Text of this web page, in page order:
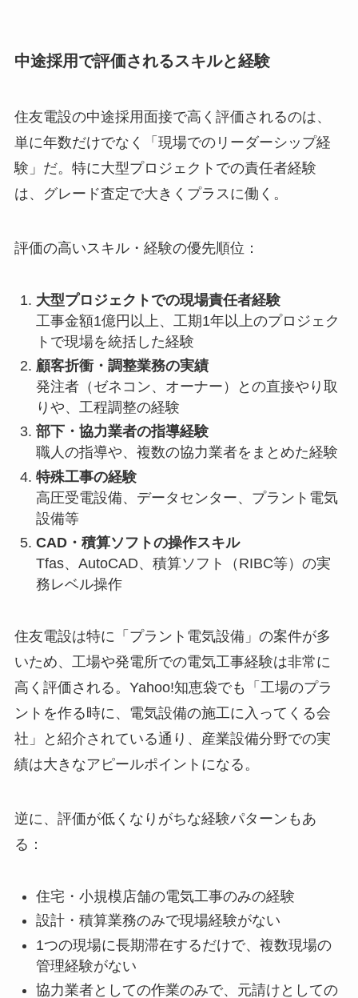
中途採用で評価されるスキルと経験
住友電設の中途採用面接で高く評価されるのは、
単に年数だけでなく「現場でのリーダーシップ経
験」だ。特に大型プロジェクトでの責任者経験
は、グレード査定で大きくプラスに働く。
評価の高いスキル・経験の優先順位：
大型プロジェクトでの現場責任者経験
工事金額1億円以上、工期1年以上のプロジェク
トで現場を統括した経験
顧客折衝・調整業務の実績
発注者（ゼネコン、オーナー）との直接やり取
りや、工程調整の経験
部下・協力業者の指導経験
職人の指導や、複数の協力業者をまとめた経験
特殊工事の経験
高圧受電設備、データセンター、プラント電気
設備等
CAD・積算ソフトの操作スキル
Tfas、AutoCAD、積算ソフト（RIBC等）の実
務レベル操作
住友電設は特に「プラント電気設備」の案件が多
いため、工場や発電所での電気工事経験は非常に
高く評価される。Yahoo!知恵袋でも「工場のプラ
ントを作る時に、電気設備の施工に入ってくる会
社」と紹介されている通り、産業設備分野での実
績は大きなアピールポイントになる。
逆に、評価が低くなりがちな経験パターンもあ
る：
住宅・小規模店舗の電気工事のみの経験
設計・積算業務のみで現場経験がない
1つの現場に長期滞在するだけで、複数現場の
管理経験がない
協力業者としての作業のみで、元請けとしての